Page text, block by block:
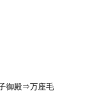
御殿⇒万座毛